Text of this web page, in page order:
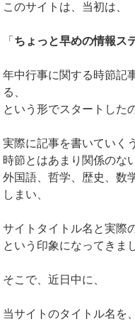
このサイトは、当初は、
「 ちょっと早めの情報ス
年中行事に関する時節記
る、
という形でスタートした
実際に記事を書いていく
時節とはあまり関係のな
外国語、哲学、歴史、数
しまい、
サイトタイトル名と実際
という印象になってきま
そこで、近日中に、
当サイトのタイトル名を、